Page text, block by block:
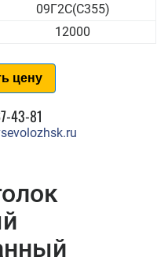
09Г2С(С355)
12000
цену
43-81